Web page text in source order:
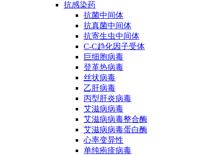
抗感染药
抗菌中间体
抗真菌中间体
抗寄生虫中间体
C-C趋化因子受体
巨细胞病毒
登革热病毒
丝状病毒
乙肝病毒
丙型肝炎病毒
艾滋病病毒
艾滋病病毒整合酶
艾滋病病毒蛋白酶
心率变异性
单纯疱疹病毒